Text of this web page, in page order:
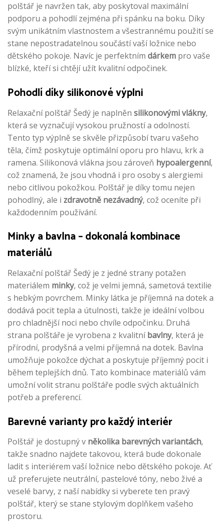
polštář je navržen tak, aby poskytoval maximální
podporu a pohodlí zejména při spánku na boku. Díky
svým unikátním vlastnostem a všestrannému použití se
stane nepostradatelnou součástí vaší ložnice nebo
dětského pokoje. Navíc je perfektním dárkem pro vaše
blízké, kteří si chtějí užít kvalitní odpočinek.
Pohodlí díky silikonové výplni
Relaxační polštář Šedý je naplněn silikonovými vlákny,
která se vyznačují vysokou pružností a odolností.
Tento typ výplně se skvěle přizpůsobí tvaru vašeho
těla, čímž poskytuje optimální oporu pro hlavu, krk a
ramena. Silikonová vlákna jsou zároveň hypoalergenní,
což znamená, že jsou vhodná i pro osoby s alergiemi
nebo citlivou pokožkou. Polštář je díky tomu nejen
pohodlný, ale i zdravotně nezávadný, což oceníte při
každodenním používání.
Minky a bavlna – dokonalá kombinace
materiálů
Relaxační polštář Šedý je z jedné strany potažen
materiálem minky, což je velmi jemná, sametová textilie
s hebkým povrchem. Minky látka je příjemná na dotek a
dodává pocit tepla a útulnosti, takže je ideální volbou
pro chladnější noci nebo chvíle odpočinku. Druhá
strana polštáře je vyrobena z kvalitníbavlny, která je
přírodní, prodyšná a velmi příjemná na dotek. Bavlna
umožňuje pokožce dýchat a poskytuje příjemný pocit i
během teplejších dnů. Tato kombinace materiálů vám
umožní volit stranu polštáře podle svých aktuálních
potřeb a preferencí.
Barevné varianty pro každý interiér
Polštář je dostupný v několika barevných variantách,
takže snadno najdete takovou, která bude dokonale
ladit s interiérem vaší ložnice nebo dětského pokoje. Ať
už preferujete neutrální, pastelové tóny, nebo živé a
veselé barvy, z naší nabídky si vyberete ten pravý
polštář, který se stane stylovým doplňkem vašeho
prostoru.